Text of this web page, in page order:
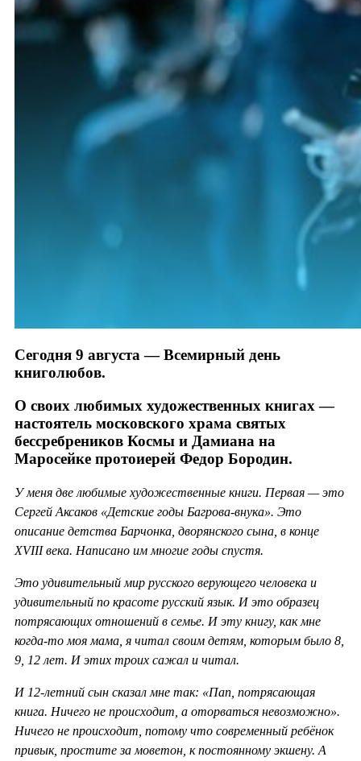
Сегодня 9 августа — Всемирный день
книголюбов.
О своих любимых художественных книгах —
настоятель московского храма святых
бессребреников Космы и Дамиана на
Маросейке протоиерей Федор Бородин.
У меня две любимые художественные книги. Первая — это
Сергей Аксаков «Детские годы Багрова-внука». Это
описание детства Барчонка, дворянского сына, в конце
XVIII века. Написано им многие годы спустя.
Это удивительный мир русского верующего человека и
удивительный по красоте русский язык. И это образец
потрясающих отношений в семье. И эту книгу, как мне
когда-то моя мама, я читал своим детям, которым было 8,
9, 12 лет. И этих троих сажал и читал.
И 12-летний сын сказал мне так: «Пап, потрясающая
книга. Ничего не происходит, а оторваться невозможно».
Ничего не происходит, потому что современный ребёнок
привык, простите за моветон, к постоянному экшену. А